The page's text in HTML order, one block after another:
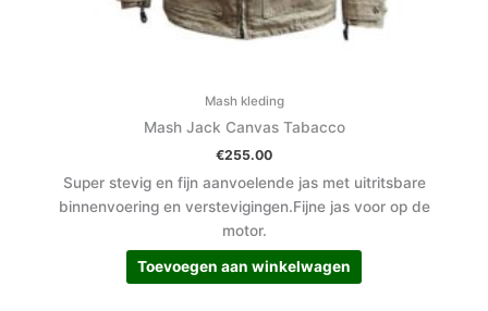
Mash kleding
Mash Jack Canvas Tabacco
€255.00
Super stevig en fijn aanvoelende jas met uitritsbare
binnenvoering en verstevigingen.Fijne jas voor op de
motor.
Toevoegen aan winkelwagen